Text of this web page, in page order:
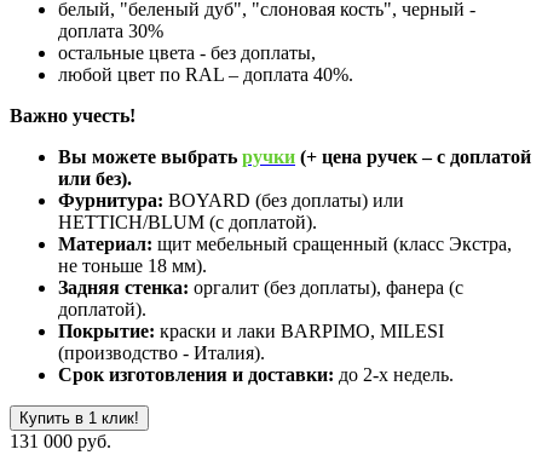
белый, "беленый дуб", "слоновая кость", черный -
доплата 30%
остальные цвета - без доплаты,
любой цвет по RAL – доплата 40%.
Важно учесть!
Вы можете выбрать ручки (+ цена ручек – с доплатой
или без).
Фурнитура: BOYARD (без доплаты) или
HETTICH/BLUM (с доплатой).
Материал: щит мебельный сращенный (класс Экстра,
не тоньше 18 мм).
Задняя стенка: оргалит (без доплаты), фанера (с
доплатой).
Покрытие: краски и лаки BARPIMO, MILESI
(производство - Италия).
Срок изготовления и доставки: до 2-х недель.
Купить в 1 клик!
131 000 руб.